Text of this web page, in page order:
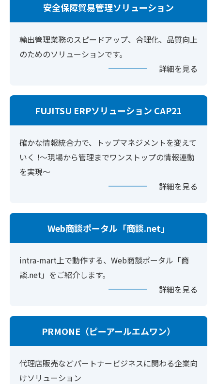
安全保障貿易管理ソリューション
輸出管理業務のスピードアップ、合理化、品質向上
のためのソリューションです。
詳細を見る
FUJITSU ERPソリューション CAP21
確かな情報統合力で、トップマネジメントを変えて
いく !～現場から管理までワンストップの情報連動
を実現～
詳細を見る
Web商談ポータル「商談.net」
intra-mart上で動作する、Web商談ポータル「商
談.net」をご紹介します。
詳細を見る
PRMONE（ピーアールエムワン）
代理店販売などパートナービジネスに関わる企業向
けソリューション